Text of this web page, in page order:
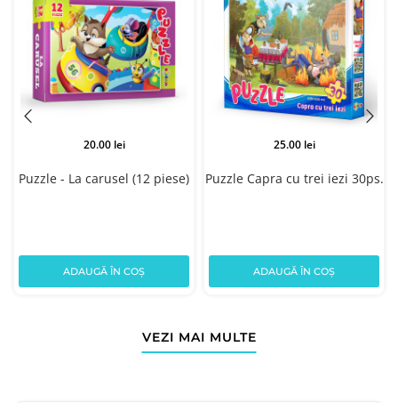
Puzzle - La carusel (12 piese)
20.00 lei
ADAUGĂ ÎN COȘ
Puzzle Capra cu trei iezi 30ps.
25.00 lei
ADAUGĂ ÎN COȘ
VEZI MAI MULTE